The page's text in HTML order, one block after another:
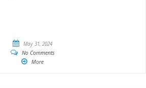
May 31, 2024
No Comments
More